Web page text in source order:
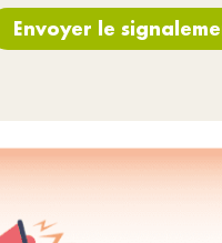
Envoyer le